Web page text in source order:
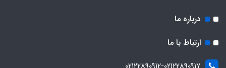
درباره ما
ارتباط با ما